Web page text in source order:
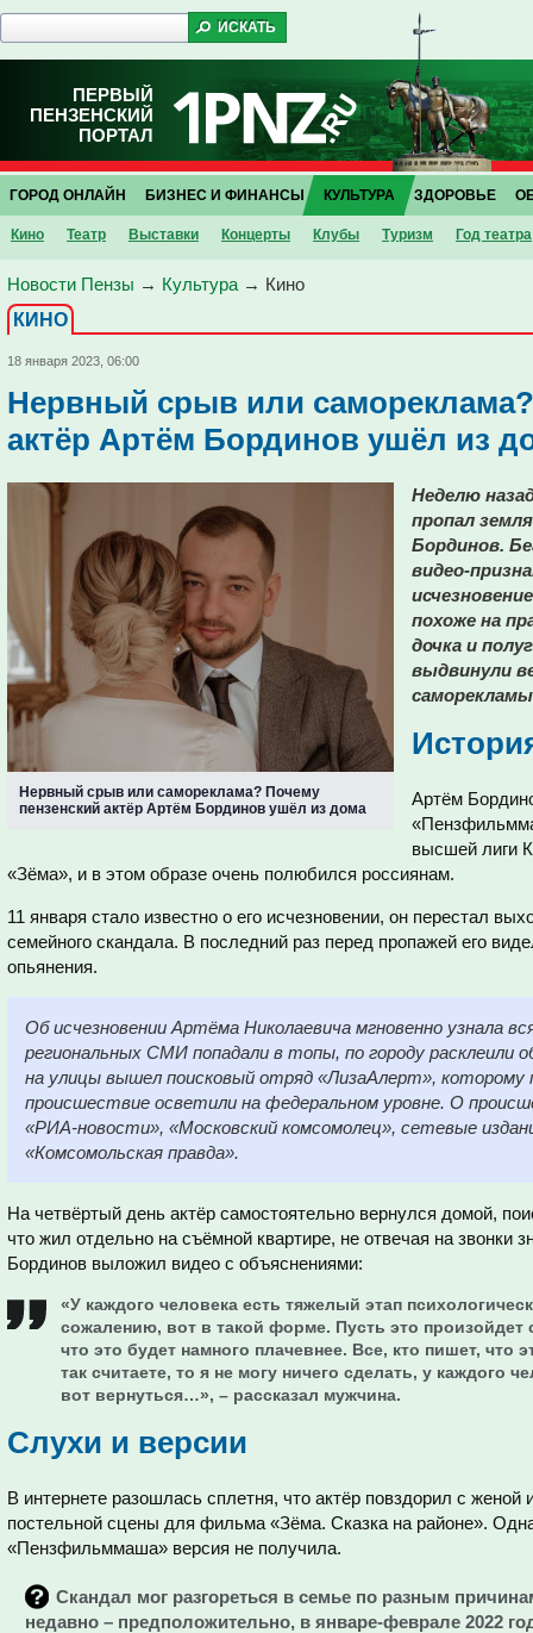
ПЕРВЫЙ
ПЕНЗЕНСКИЙ
ПОРТАЛ
ГОРОД ОНЛАЙН БИЗНЕС И ФИНАНСЫ КУЛЬТУРА
Кино Театр Выставки Концерты Клубы Туризм Год театра
ЗДОРОВЬЕ
Новости Пензы → Культура → Кино
КИНО
18 января 2023, 06:00
Нервный срыв или
актёр Артём Бординов ушёл из
Нервный срыв или самореклама? Почему
пензенский актёр Артём Бординов ушёл из дома
Неделю
пропал
Бординов.
видео-
похоже на
дочка и
выдвинули
Артём
высшей лиги
«Зёма», и в этом образе очень полюбился россиянам.
11 января стало известно о его исчезновении, он перестал
семейного скандала. В последний раз перед пропажей его
опьянения.
Об исчезновении Артёма Николаевича мгновенно узнала
региональных СМИ попадали в топы, по городу расклеили
на улицы вышел поисковый отряд «ЛизаАлерт», которому
происшествие осветили на федеральном уровне. О
«РИА-новости», «Московский комсомолец», сетевые
«Комсомольская правда».
На четвёртый день актёр самостоятельно вернулся домой,
что жил отдельно на съёмной квартире, не отвечая на звонки
Бординов выложил видео с объяснениями:
«У каждого человека есть тяжелый этап
сожалению, вот в такой форме. Пусть это произойдет
что это будет намного плачевнее. Все, кто пишет, что
так считаете, то я не могу ничего сделать, у каждого
вот вернуться…», – рассказал мужчина.
Слухи и версии
В интернете разошлась сплетня, что актёр повздорил с женой
постельной сцены для фильма «Зёма. Сказка на районе».
«Пензфильммаша» версия не получила.
Скандал мог разгореться в семье по разным
недавно – предположительно, в январе-феврале 2022